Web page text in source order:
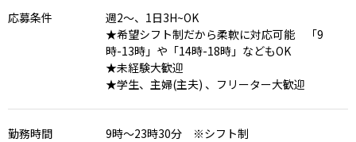
応募条件
週2〜、1日3H~OK
★希望シフト制だから柔軟に対応可能 「9
時-13時」や「14時-18時」などもOK
★未経験大歓迎
★学生、主婦(主夫) 、フリーター大歓迎
勤務時間 9時～23時30分 ※シフト制